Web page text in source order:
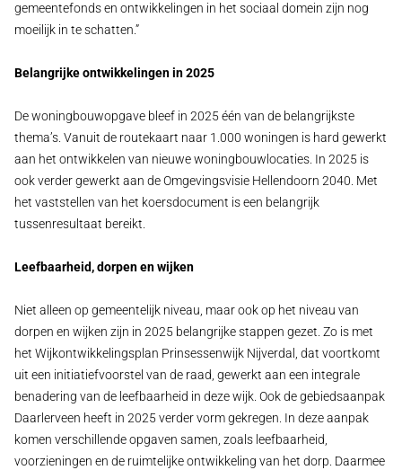
gemeentefonds en ontwikkelingen in het sociaal domein zijn nog
moeilijk in te schatten.”
Belangrijke ontwikkelingen in 2025
De woningbouwopgave bleef in 2025 één van de belangrijkste
thema’s. Vanuit de routekaart naar 1.000 woningen is hard gewerkt
aan het ontwikkelen van nieuwe woningbouwlocaties. In 2025 is
ook verder gewerkt aan de Omgevingsvisie Hellendoorn 2040. Met
het vaststellen van het koersdocument is een belangrijk
tussenresultaat bereikt.
Leefbaarheid, dorpen en wijken
Niet alleen op gemeentelijk niveau, maar ook op het niveau van
dorpen en wijken zijn in 2025 belangrijke stappen gezet. Zo is met
het Wijkontwikkelingsplan Prinsessenwijk Nijverdal, dat voortkomt
uit een initiatiefvoorstel van de raad, gewerkt aan een integrale
benadering van de leefbaarheid in deze wijk. Ook de gebiedsaanpak
Daarlerveen heeft in 2025 verder vorm gekregen. In deze aanpak
komen verschillende opgaven samen, zoals leefbaarheid,
voorzieningen en de ruimtelijke ontwikkeling van het dorp. Daarmee